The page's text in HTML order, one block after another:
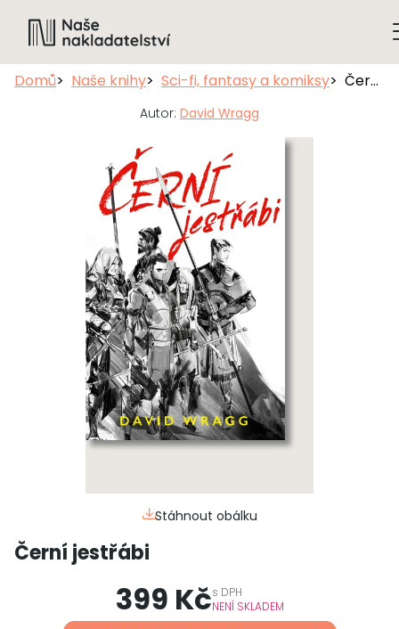
Domů Naše knihy Sci-fi, fantasy a komiksy Černí jestřábi
Autor: David Wragg
Stáhnout obálku
Černí jestřábi
399 Kčs DPH
NENÍ SKLADEM